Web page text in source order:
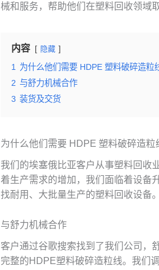
械和服务，帮助他们在塑料回收领域
内容 隐藏
1
为什么他们需要 HDPE 塑料破碎造粒
2 与舒力机械合作
3 装货及交货
为什么他们需要 HDPE 塑料破碎造粒
我们的埃塞俄比亚客户从事塑料回收
着生产需求的增加，我们面临着设备
找耐用、大批量生产的塑料回收设备。
与舒力机械合作
客户通过谷歌搜索找到了我们公司
完整的HDPE塑料破碎造粒线。我们